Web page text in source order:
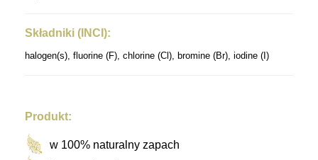
Składniki (INCI):
halogen(s), fluorine (F), chlorine (Cl), bromine (Br), iodine (I)
Produkt:
w 100% naturalny zapach